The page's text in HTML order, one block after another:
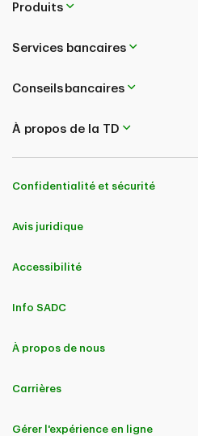
Produits
Services bancaires
Conseils bancaires
À propos de la TD
Confidentialité et sécurité
Avis juridique
Accessibilité
Info SADC
À propos de nous
Carrières
Gérer l'expérience en ligne